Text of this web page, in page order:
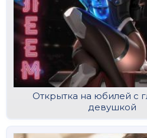
Открытка на юбилей с
девушкой